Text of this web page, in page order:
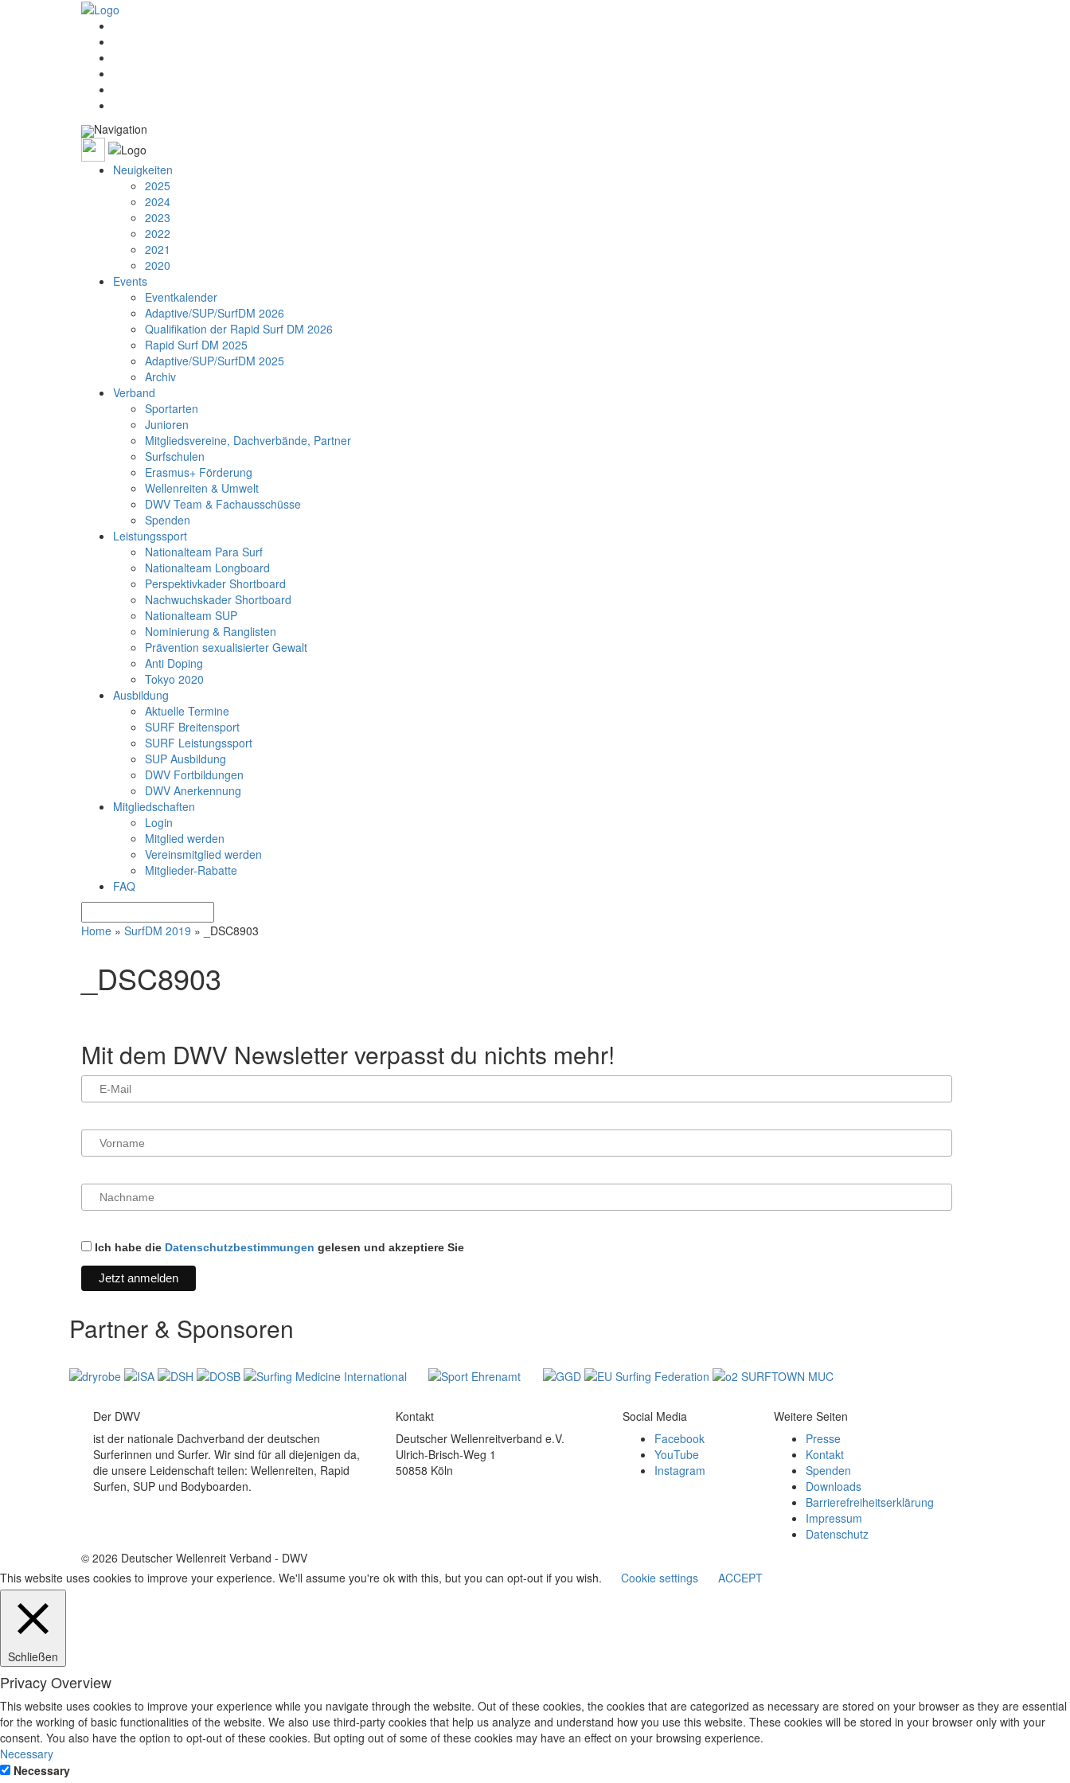
Navigation
Neuigkeiten
2025
2024
2023
2022
2021
2020
Events
Eventkalender
Adaptive/SUP/SurfDM 2026
Qualifikation der Rapid Surf DM 2026
Rapid Surf DM 2025
Adaptive/SUP/SurfDM 2025
Archiv
Verband
Sportarten
Junioren
Mitgliedsvereine, Dachverbände, Partner
Surfschulen
Erasmus+ Förderung
Wellenreiten & Umwelt
DWV Team & Fachausschüsse
Spenden
Leistungssport
Nationalteam Para Surf
Nationalteam Longboard
Perspektivkader Shortboard
Nachwuchskader Shortboard
Nationalteam SUP
Nominierung & Ranglisten
Prävention sexualisierter Gewalt
Anti Doping
Tokyo 2020
Ausbildung
Aktuelle Termine
SURF Breitensport
SURF Leistungssport
SUP Ausbildung
DWV Fortbildungen
DWV Anerkennung
Mitgliedschaften
Login
Mitglied werden
Vereinsmitglied werden
Mitglieder-Rabatte
FAQ
Home » SurfDM 2019 » _DSC8903
_DSC8903
Mit dem DWV Newsletter verpasst du nichts mehr!
Ich habe die Datenschutzbestimmungen gelesen und akzeptiere Sie
Partner & Sponsoren
Der DWV
ist der nationale Dachverband der deutschen
Surferinnen und Surfer. Wir sind für all diejenigen da,
die unsere Leidenschaft teilen: Wellenreiten, Rapid
Surfen, SUP und Bodyboarden.
Kontakt
Deutscher Wellenreitverband e.V.
Ulrich-Brisch-Weg 1
50858 Köln
Social Media
Facebook
YouTube
Instagram
Weitere Seiten
Presse
Kontakt
Spenden
Downloads
Barrierefreiheitserklärung
Impressum
Datenschutz
© 2026 Deutscher Wellenreit Verband - DWV
This website uses cookies to improve your experience. We'll assume you're ok with this, but you can opt-out if you wish.
Cookie settings ACCEPT
Schließen
Privacy Overview
This website uses cookies to improve your experience while you navigate through the website. Out of these cookies, the cookies that are categorized as necessary are stored on your browser as they are essential
for the working of basic functionalities of the website. We also use third-party cookies that help us analyze and understand how you use this website. These cookies will be stored in your browser only with your
consent. You also have the option to opt-out of these cookies. But opting out of some of these cookies may have an effect on your browsing experience.
Necessary
Necessary